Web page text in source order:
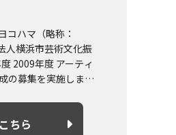
コハマ（略称：
人横浜市芸術文化振
2009年度 アーティ
の募集を実施しま
は詳細はこちらより
ちら